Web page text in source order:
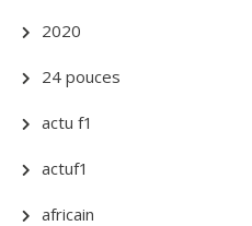
2020
24 pouces
actu f1
actuf1
africain